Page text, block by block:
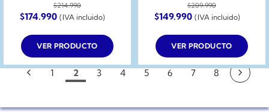
$214.990
El
precio
era:
$214.990.
$174.990El
precio
es:
$174.990.
(IVA incluido)
VER PRODUCTO
$209.990
El
precio
era:
$209.990.
$149.990El
precio
es:
$149.990.
(IVA incluido)
VER PRODUCTO
1 2 3 4 5 6 7 8